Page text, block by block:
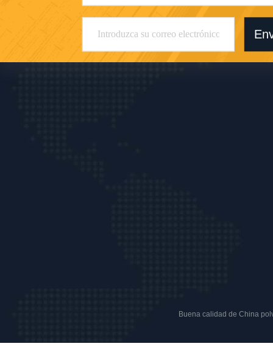
Buena calidad de China